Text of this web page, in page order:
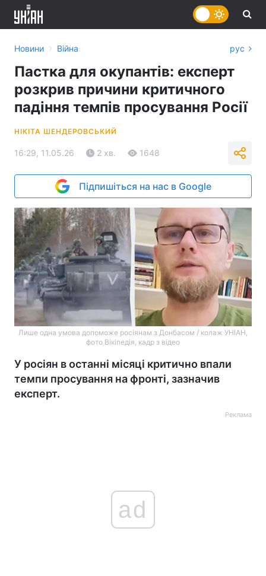
Новини › Війна рус
Пастка для окупантів: експерт
розкрив причини критичного
падіння темпів просування Росії
НІКІТА ШЕНДЕРОВСЬКИЙ
16:29, 11.05.26 2 хв. 1648
Підпишіться на нас в Google
Лише одна умова допоможе росіянам з Донбасом / колаж УНІАН,
фото Вікіпедія, кадр з відео
У росіян в останні місяці критично впали
темпи просування на фронті, зазначив
експерт.
Реклама
ad